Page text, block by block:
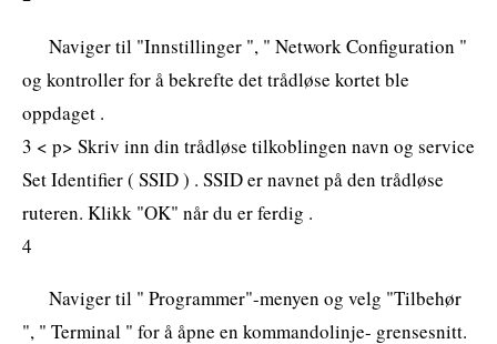
Naviger til "Innstillinger ", " Network Configuration "
og kontroller for å bekrefte det trådløse kortet ble
oppdaget .
3 < p> Skriv inn din trådløse tilkoblingen navn og service
Set Identifier ( SSID ) . SSID er navnet på den trådløse
ruteren. Klikk "OK" når du er ferdig .
4
Naviger til " Programmer"-menyen og velg "Tilbehør
", " Terminal " for å åpne en kommandolinje- grensesnitt.